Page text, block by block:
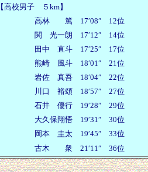
【高校男子 ５ km】
高林 篤 17′08″ 12位
関 光一朗
17′12″ 14位
田中 直斗 17′25″ 17位
熊崎 風斗 18′01″ 21位
岩佐 真吾 18′04″ 22位
川口 裕頌 18′57″ 27位
石井 優行 19′28″ 29位
大久保翔悟 19′31″ 30位
岡本 圭太 19′45″ 33位
古木 衆 21′11″ 36位